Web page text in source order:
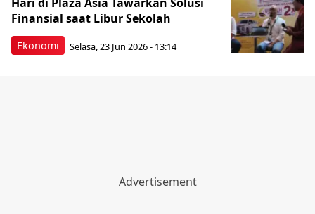
Ekonomi
Finansial saat Libur Sekolah
Selasa, 23 Jun 2026 - 13:14